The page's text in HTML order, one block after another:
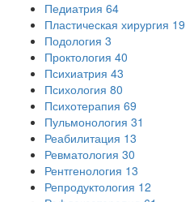
Педиатрия 64
Пластическая хирургия 19
Подология 3
Проктология 40
Психиатрия 43
Психология 80
Психотерапия 69
Пульмонология 31
Реабилитация 13
Ревматология 30
Рентгенология 13
Репродуктология 12